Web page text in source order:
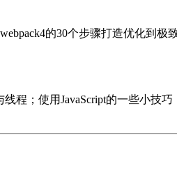
的30个步骤打造优化到极
程；使用JavaScript的一些小技巧